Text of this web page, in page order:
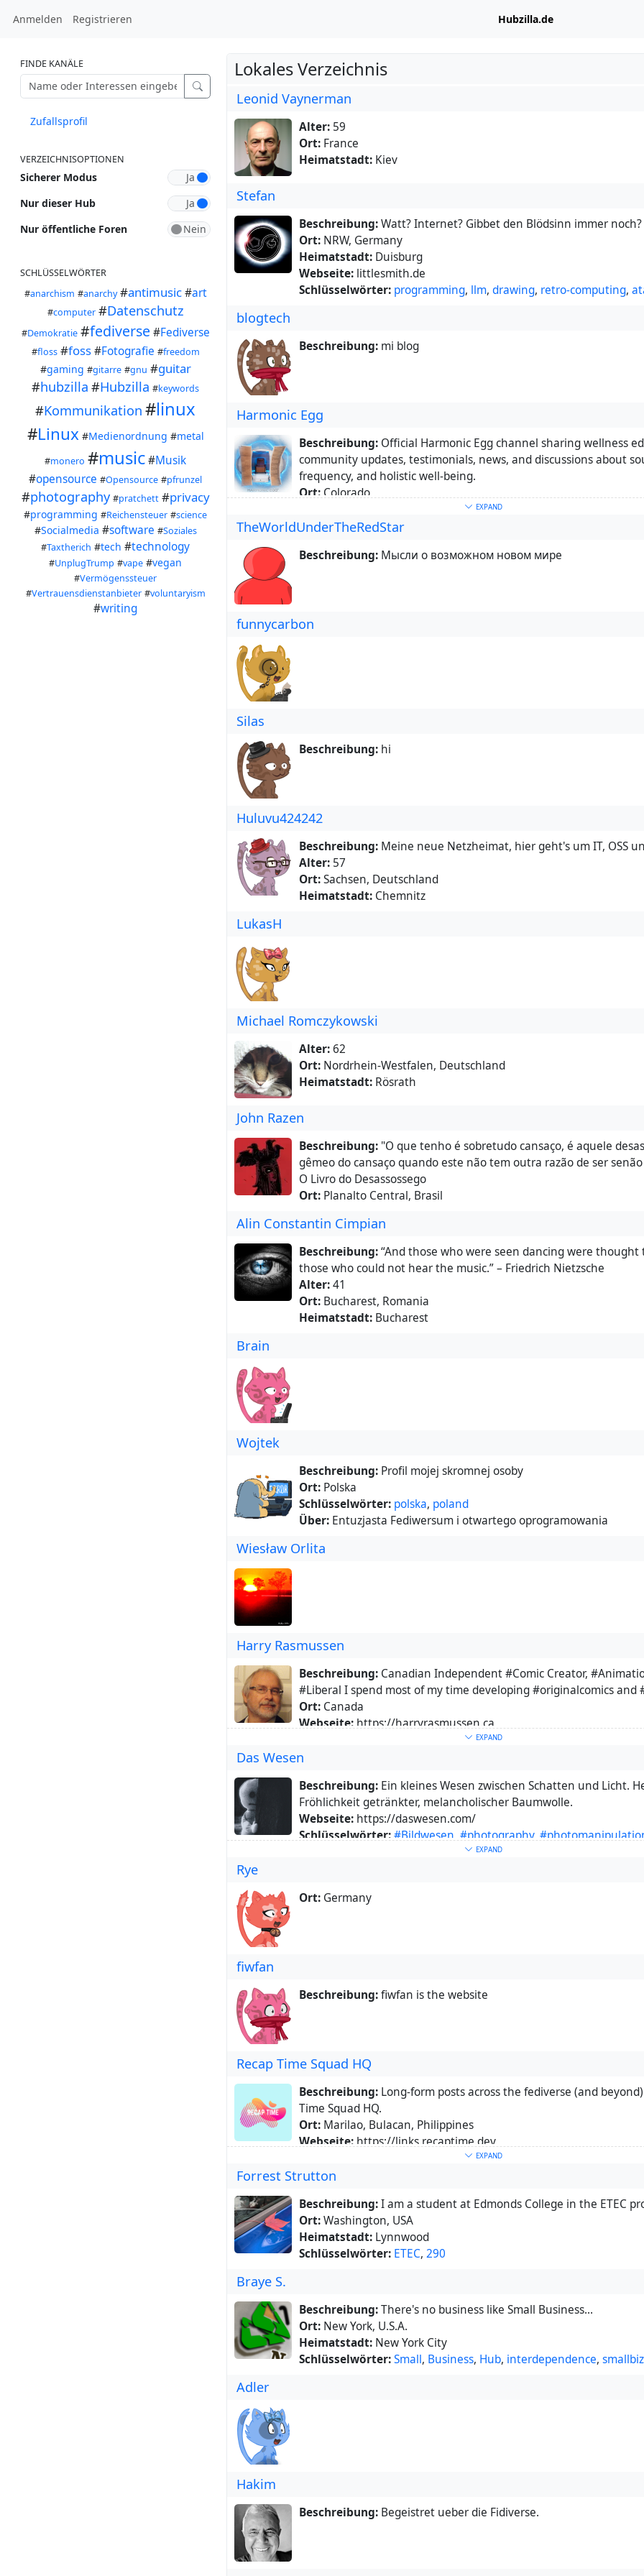
Anmelden Registrieren Hubzilla.de
FINDE KANÄLE
Zufallsprofil
VERZEICHNISOPTIONEN
Sicherer Modus
Nur dieser Hub
Nur öffentliche Foren
SCHLÜSSELWÖRTER
#anarchism #anarchy #antimusic #art
#computer #Datenschutz
#Demokratie #fediverse #Fediverse
#floss #foss #Fotografie #freedom
#gaming #gitarre #gnu #guitar
#hubzilla #Hubzilla #keywords
#Kommunikation #linux
#Linux #Medienordnung #metal
#monero #music#Musik
#opensource #Opensource #pfrunzel
#photography #pratchett #privacy
#programming #Reichensteuer #science
#Socialmedia #software #Soziales
#Taxtherich #tech #technology
#UnplugTrump #vape #vegan
#Vermögenssteuer
#Vertrauensdienstanbieter #voluntaryism
#writing
Lokales Verzeichnis
Leonid Vaynerman
Alter: 59
Ort: France
Heimatstadt: Kiev
Stefan
Beschreibung:Watt? Internet? Gibbet den Blödsinn immer noch?
Ort: NRW, Germany
Heimatstadt: Duisburg
Webseite: littlesmith.de
Schlüsselwörter: programming, llm, drawing, retro-computing,
blogtech
Beschreibung: mi blog
Harmonic Egg
Beschreibung: Official Harmonic Egg channel sharing wellness
community updates, testimonials, news, and discussions about
frequency, and holistic well-being.
Ort: Colorado,
https://harmonicegg.com
Schlüsselwörter:Harmonic
complementary
EXPAND
TheWorldUnderTheRedStar
Beschreibung: Мысли о возможном новом мире
funnycarbon
Silas
Beschreibung: hi
Huluvu424242
Beschreibung: Meine neue Netzheimat, hier geht's um IT, OSS
Alter: 57
Ort:Sachsen, Deutschland
Heimatstadt: Chemnitz
LukasH
Michael Romczykowski
Alter:62
Ort: Nordrhein-Westfalen, Deutschland
Heimatstadt: Rösrath
John Razen
Beschreibung: "O que tenho é sobretudo cansaço, é aquele
gêmeo do cansaço quando este não tem outra razão de ser
O Livro do Desassossego
Ort: Planalto Central, Brasil
Alin Constantin Cimpian
Beschreibung:“And those who were seen dancing were thought
those who could not hear the music.” – Friedrich Nietzsche
Alter:41
Ort: Bucharest, Romania
Heimatstadt: Bucharest
Brain
Wojtek
Beschreibung: Profil mojej skromnej osoby
Ort: Polska
Schlüsselwörter: polska, poland
Über: Entuzjasta Fediwersum i otwartego oprogramowania
Wiesław Orlita
Harry Rasmussen
Beschreibung: Canadian Independent #Comic Creator,
#Liberal I spend most of my time developing #originalcomics and
Ort: Canada
Webseite: https://harryrasmussen.ca
Comics
Über:
EXPAND
Das Wesen
Beschreibung: Ein kleines Wesen zwischen Schatten und Licht.
Fröhlichkeit getränkter, melancholischer Baumwolle.
Webseite: https://daswesen.com/
Schlüsselwörter:#Bildwesen #photography,
#lawofthedawn
EXPAND
Rye
Ort: Germany
fiwfan
Beschreibung:fiwfan is the website
Recap Time Squad HQ
Beschreibung: Long-form posts across the fediverse (and
Time Squad HQ.
Ort: Marilao, Bulacan, Philippines
Webseite: https://links.recaptime.dev
opensource
Über:Open-source umbrella organization based in PH, building
Halili, our #ActuallyAutistic BDFL. Long-form over at Hubzilla while
on https://mastodon.xyz/@RecapTimeSquad and
https://bsky.app/profile/recaptime.dev
https://hackclub.com/fiscal-sponsorship
EXPAND
Forrest Strutton
Beschreibung:I am a student at Edmonds College in the ETEC
Ort:Washington, USA
Heimatstadt: Lynnwood
Schlüsselwörter: ETEC, 290
Braye S.
Beschreibung:There's no business like Small Business...
Ort: New York, U.S.A.
Heimatstadt: New York City
Schlüsselwörter:Small, Business, Hub, interdependence, smallbiz
Adler
Hakim
Beschreibung: Begeistret ueber die Fidiverse.